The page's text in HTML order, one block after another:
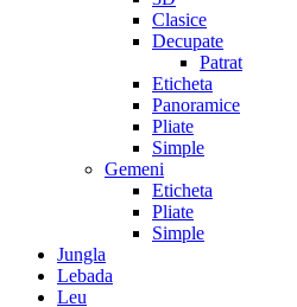
Clasice
Decupate
Patrat
Eticheta
Panoramice
Pliate
Simple
Gemeni
Eticheta
Pliate
Simple
Jungla
Lebada
Leu